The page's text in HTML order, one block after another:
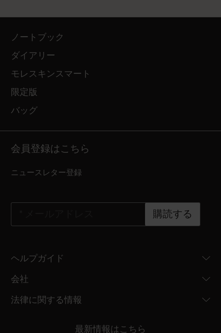
ノートブック
ダイアリー
モレスキンスマート
限定版
バッグ
会員登録はこちら
ニュースレター登録
購読する
ヘルプガイド
会社
法律に関する情報
最新情報はこちら